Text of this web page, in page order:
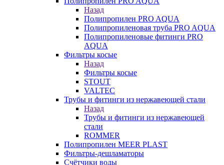
Назад
Полипропилен PRO AQUA
Полипропиленовая труба PRO AQUA
Полипропиленовые фитинги PRO
AQUA
Фильтры косые
Назад
Фильтры косые
STOUT
VALTEC
Трубы и фитинги из нержавеющей стали
Назад
Трубы и фитинги из нержавеющей
стали
ROMMER
Полипропилен MEER PLAST
Фильтры-дешламаторы
Счётчики воды